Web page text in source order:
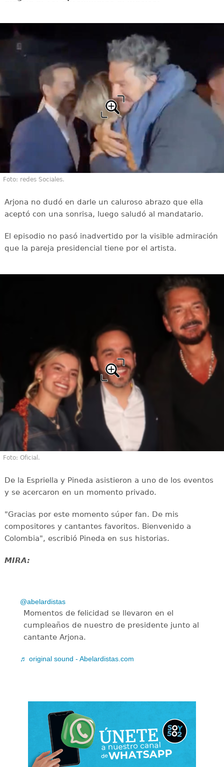
Foto: redes Sociales.
Arjona no dudó en darle un caluroso abrazo que ella
aceptó con una sonrisa, luego saludó al mandatario.
El episodio no pasó inadvertido por la visible admiración
que la pareja presidencial tiene por el artista.
Foto: Oficial.
De la Espriella y Pineda asistieron a uno de los eventos
y se acercaron en un momento privado.
"Gracias por este momento súper fan. De mis
compositores y cantantes favoritos. Bienvenido a
Colombia", escribió Pineda en sus historias.
MIRA:
@abelardistas
Momentos de felicidad se llevaron en el
cumpleaños de nuestro de presidente junto al
cantante Arjona.
♬ original sound - Abelardistas.com